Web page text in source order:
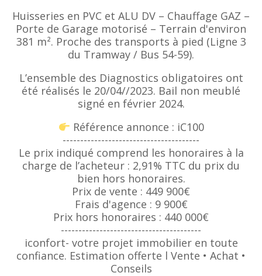
Huisseries en PVC et ALU DV – Chauffage GAZ –
Porte de Garage motorisé – Terrain d'environ
381 m². Proche des transports à pied (Ligne 3
du Tramway / Bus 54-59).
L’ensemble des Diagnostics obligatoires ont
été réalisés le 20/04//2023. Bail non meublé
signé en février 2024.
Référence annonce : iC100
---------------------------------------
Le prix indiqué comprend les honoraires à la
charge de l’acheteur : 2,91% TTC du prix du
bien hors honoraires.
Prix de vente : 449 900€
Frais d'agence : 9 900€
Prix hors honoraires : 440 000€
----------------------------------------
iconfort- votre projet immobilier en toute
confiance. Estimation offerte l Vente • Achat •
Conseils